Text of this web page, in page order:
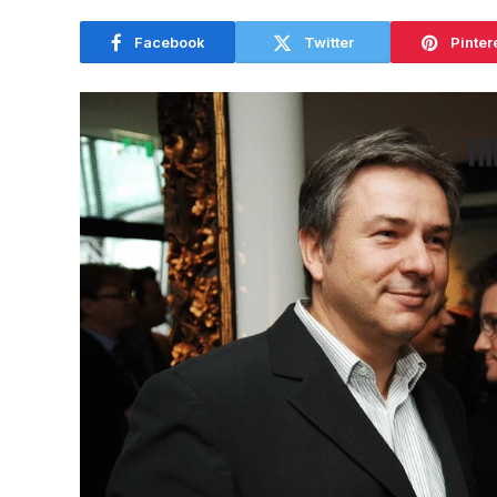
Facebook Twitter